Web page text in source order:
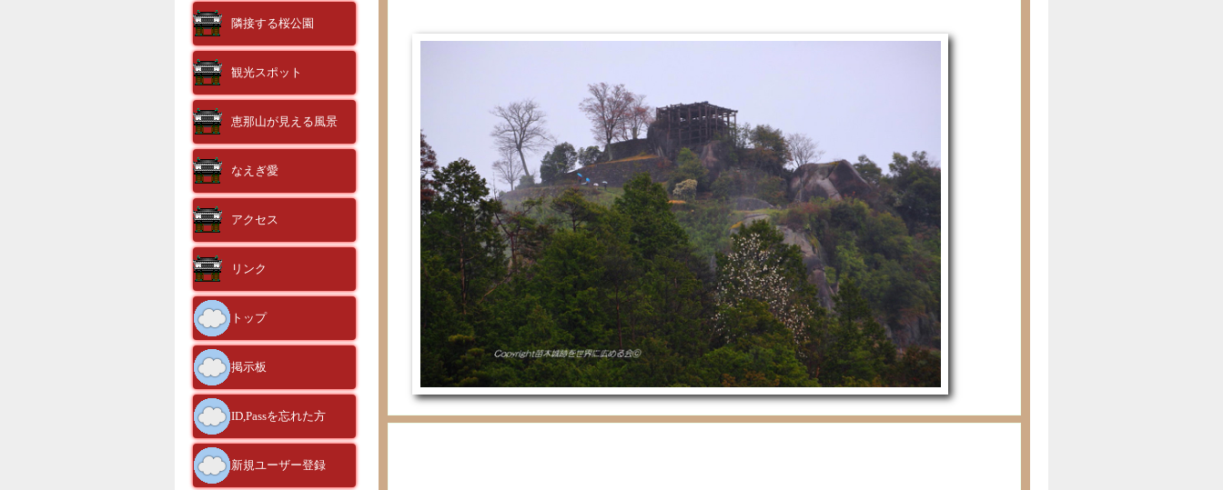
隣接する桜公園
観光スポット
恵那山が見える風景
なえぎ愛
アクセス
リンク
トップ
掲示板
ID,Passを忘れた方
新規ユーザー登録